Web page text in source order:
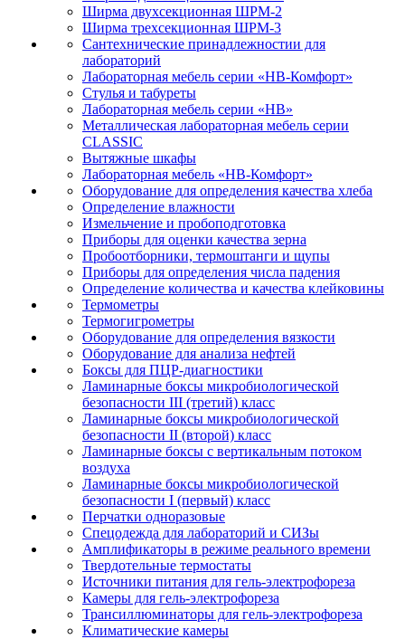
Ширма двухсекционная ШРМ-2
Ширма трехсекционная ШРМ-3
Сантехнические принадлежностии для
лабораторий
Лабораторная мебель серии «НВ-Комфорт»
Стулья и табуреты
Лабораторная мебель серии «НВ»
Металлическая лабораторная мебель серии
CLASSIC
Вытяжные шкафы
Лабораторная мебель «НВ-Комфорт»
Оборудование для определения качества хлеба
Определение влажности
Измельчение и пробоподготовка
Приборы для оценки качества зерна
Пробоотборники, термоштанги и щупы
Приборы для определения числа падения
Определение количества и качества клейковины
Термометры
Термогигрометры
Оборудование для определения вязкости
Оборудование для анализа нефтей
Боксы для ПЦР-диагностики
Ламинарные боксы микробиологической
безопасности III (третий) класс
Ламинарные боксы микробиологической
безопасности II (второй) класс
Ламинарные боксы с вертикальным потоком
воздуха
Ламинарные боксы микробиологической
безопасности I (первый) класс
Перчатки одноразовые
Спецодежда для лабораторий и СИЗы
Амплификаторы в режиме реального времени
Твердотельные термостаты
Источники питания для гель-электрофореза
Камеры для гель-электрофореза
Трансиллюминаторы для гель-электрофореза
Климатические камеры